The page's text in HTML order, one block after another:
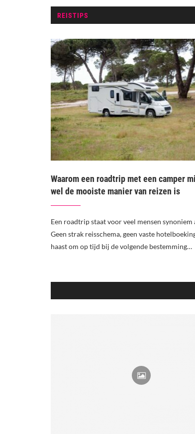
REISTIPS
Waarom een roadtrip met een camper
wel de mooiste manier van reizen is
Een roadtrip staat voor veel mensen
Geen strak reisschema, geen vaste
haast om op tijd bij de volgende bestemming…